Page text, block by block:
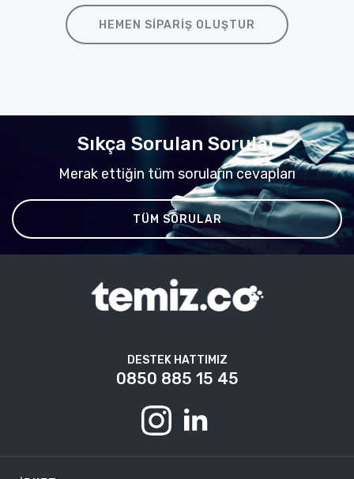
HEMEN SIPARIŞ OLUŞTUR
Sıkça Sorulan Sorular
Merak ettiğin tüm soruların cevapları
TÜM SORULAR
DESTEK HATTIMIZ
0850 885 15 45